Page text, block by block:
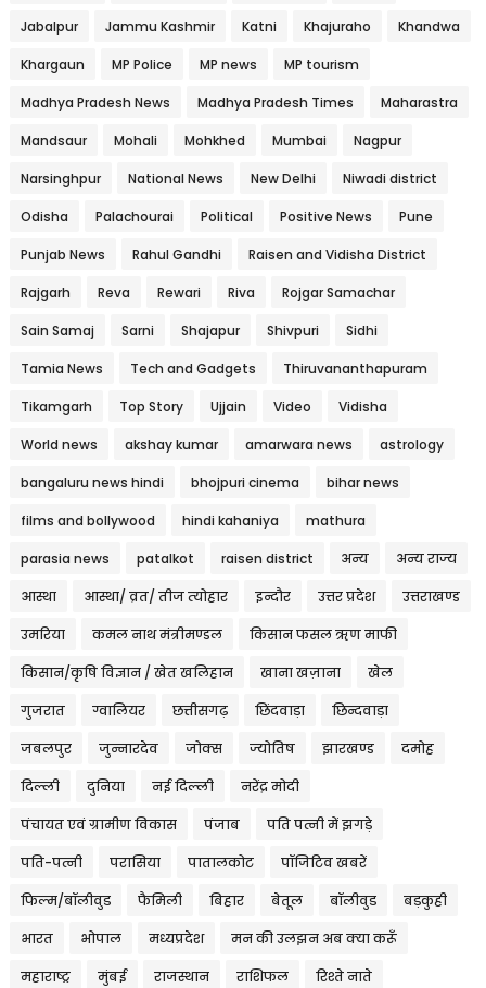
Jabalpur Jammu Kashmir Katni Khajuraho Khandwa
Khargaun MP Police MP news MP tourism
Madhya Pradesh News Madhya Pradesh Times Maharastra
Mandsaur Mohali Mohkhed Mumbai Nagpur
Narsinghpur National News New Delhi Niwadi district
Odisha Palachourai Political Positive News Pune
Punjab News Rahul Gandhi Raisen and Vidisha District
Rajgarh Reva Rewari Riva Rojgar Samachar
Sain Samaj Sarni Shajapur Shivpuri Sidhi
Tamia News Tech and Gadgets Thiruvananthapuram
Tikamgarh Top Story Ujjain Video Vidisha
World news akshay kumar amarwara news astrology
bangaluru news hindi bhojpuri cinema bihar news
films and bollywood hindi kahaniya mathura
parasia news patalkot raisen district अन्य अन्य राज्य
आस्था आस्था/ व्रत/ तीज त्‍योहार इन्दौर उत्तर प्रदेश उत्तराखण्ड
उमरिया कमल नाथ मंत्रीमण्डल किसान फसल ऋण माफी
किसान/कृषि विज्ञान / खेत खलिहान खाना खज़ाना खेल
गुजरात ग्वालियर छत्तीसगढ़ छिंदवाड़ा छिन्दवाड़ा
जबलपुर जुन्नारदेव जोक्स ज्योतिष झारखण्ड दमोह
दिल्ली दुनिया नई दिल्ली नरेंद्र मोदी
पंचायत एवं ग्रामीण विकास पंजाब पति पत्नी में झगड़े
पति-पत्नी परासिया पातालकोट पॉजिटिव खबरें
फिल्म/बॉलीवुड फैमिली बिहार बेतूल बॉलीवुड बड़कुही
भारत भोपाल मध्यप्रदेश मन की उलझन अब क्या करूँ
महाराष्ट्र मुंबई राजस्थान राशिफल रिश्ते नाते